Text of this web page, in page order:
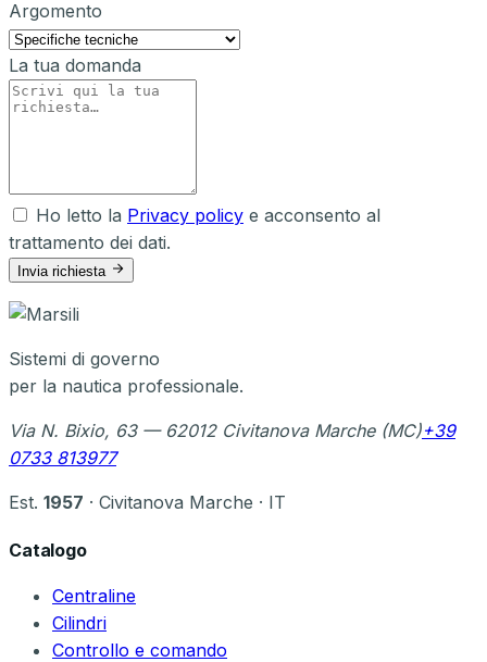
Argomento
La tua domanda
Ho letto la Privacy policy e acconsento al
trattamento dei dati.
Invia richiesta
Sistemi di governo
per la nautica professionale.
Via N. Bixio, 63 — 62012 Civitanova Marche (MC)+39
0733 813977
Est. 1957 · Civitanova Marche · IT
Catalogo
Centraline
Cilindri
Controllo e comando